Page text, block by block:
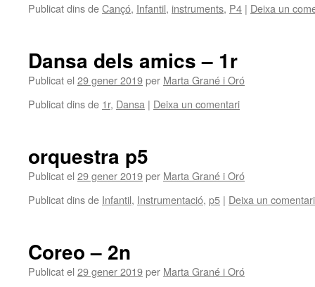
Publicat dins deCançó, Infantil, instruments, P4 | Deixa un
Dansa dels amics – 1r
Publicat el 29 gener 2019per Marta Grané i Oró
Publicat dins de 1r, Dansa | Deixa un comentari
orquestra p5
Publicat el 29 gener 2019per Marta Grané i Oró
Publicat dins de Infantil, Instrumentació, p5 | Deixa un comentari
Coreo – 2n
Publicat el 29 gener 2019per Marta Grané i Oró